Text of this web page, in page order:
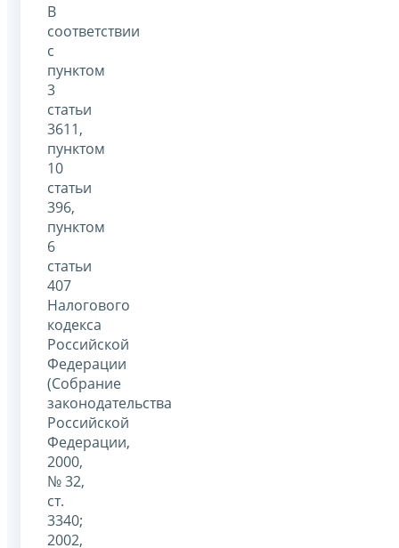
В
соответствии
с
пунктом
3
статьи
3611,
пунктом
10
статьи
396,
пунктом
6
статьи
407
Налогового
кодекса
Российской
Федерации
(Собрание
законодательства
Российской
Федерации,
2000,
№ 32,
ст.
3340;
2002,